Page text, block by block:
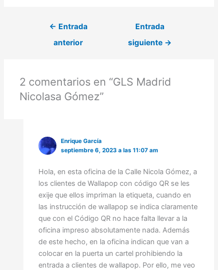
← Entrada
anterior
Entrada
siguiente →
2 comentarios en “GLS Madrid
Nicolasa Gómez”
Enrique García
septiembre 6, 2023 a las 11:07 am
Hola, en esta oficina de la Calle Nicola Gómez, a
los clientes de Wallapop con código QR se les
exije que ellos impriman la etiqueta, cuando en
las instrucción de wallapop se indica claramente
que con el Código QR no hace falta llevar a la
oficina impreso absolutamente nada. Además
de este hecho, en la oficina indican que van a
colocar en la puerta un cartel prohibiendo la
entrada a clientes de wallapop. Por ello, me veo